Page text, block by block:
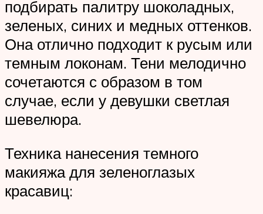
подбирать палитру шоколадных,
зеленых, синих и медных оттенков.
Она отлично подходит к русым или
темным локонам. Тени мелодично
сочетаются с образом в том
случае, если у девушки светлая
шевелюра.
Техника нанесения темного
макияжа для зеленоглазых
красавиц: